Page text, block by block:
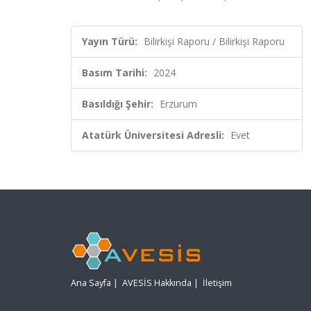
Yayın Türü: Bilirkişi Raporu / Bilirkişi Raporu
Basım Tarihi: 2024
Basıldığı Şehir: Erzurum
Atatürk Üniversitesi Adresli: Evet
Ana Sayfa | AVESİS Hakkında | İletişim